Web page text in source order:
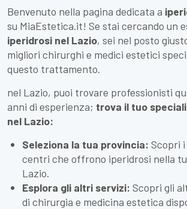
Benvenuto nella pagina dedicata a
su MiaEstetica.it! Se stai cercando un
iperidrosi nel Lazio, sei nel posto
migliori chirurghi e medici estetici
questo trattamento.
nel Lazio, puoi trovare professionisti
anni di esperienza; trova il tuo
nel Lazio:
Seleziona la tua provincia: Scopri
centri che offrono iperidrosi nella
Lazio.
Esplora gli altri servizi: Scopri gli
di chirurgia e medicina estetica